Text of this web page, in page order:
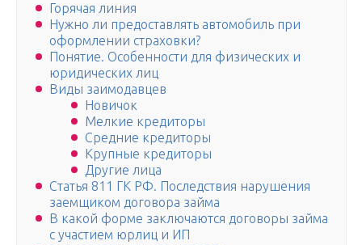
Горячая линия
Нужно ли предоставлять автомобиль при
оформлении страховки?
Понятие. Особенности для физических и
юридических лиц
Виды заимодавцев
Новичок
Мелкие кредиторы
Средние кредиторы
Крупные кредиторы
Другие лица
Статья 811 ГК РФ. Последствия нарушения
заемщиком договора займа
В какой форме заключаются договоры займа
с участием юрлиц и ИП